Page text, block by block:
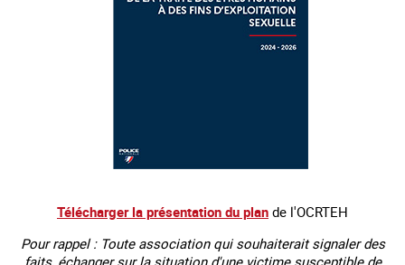
Télécharger la présentation du plan de l'OCRTEH
Pour rappel : Toute association qui souhaiterait signaler des
faits, échanger sur la situation d'une victime susceptible de